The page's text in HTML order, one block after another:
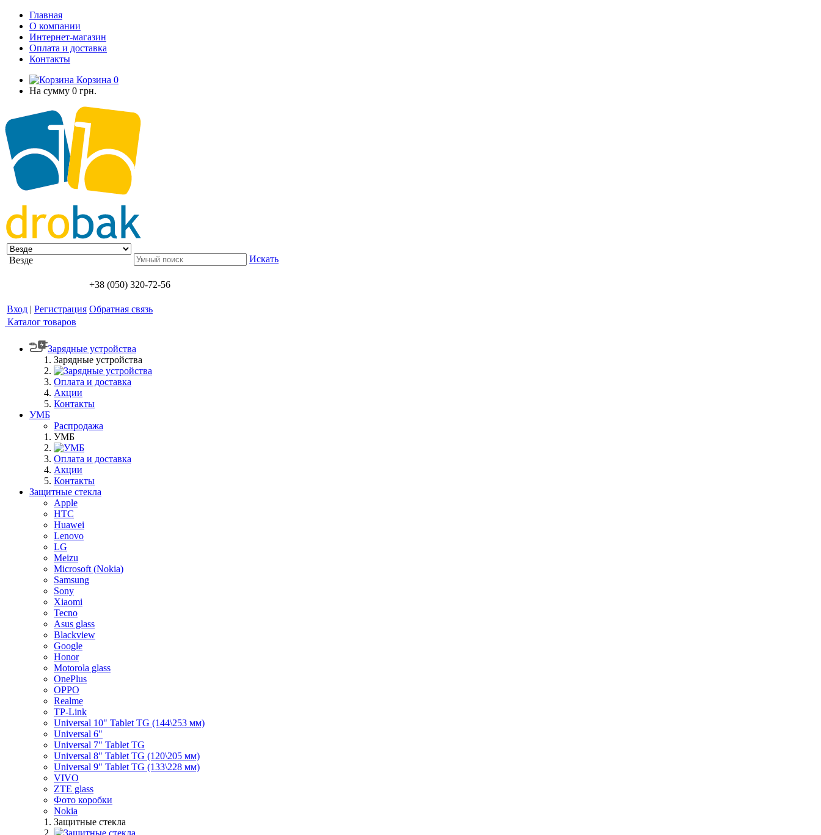
Главная
О компании
Интернет-магазин
Оплата и доставка
Контакты
Корзина 0
На сумму 0 грн.
Везде Искать
+38 (050) 320-72-56
Вход | Регистрация Обратная связь
Каталог товаров
Зарядные устройства
Зарядные устройства
Оплата и доставка
Акции
Контакты
УМБ
Распродажа
УМБ
Оплата и доставка
Акции
Контакты
Защитные стекла
Apple
HTC
Huawei
Lenovo
LG
Meizu
Microsoft (Nokia)
Samsung
Sony
Xiaomi
Tecno
Asus glass
Blackview
Google
Honor
Motorola glass
OnePlus
OPPO
Realme
TP-Link
Universal 10" Tablet TG (144\253 мм)
Universal 6"
Universal 7" Tablet TG
Universal 8" Tablet TG (120\205 мм)
Universal 9" Tablet TG (133\228 мм)
VIVO
ZTE glass
Фото коробки
Nokia
Защитные стекла